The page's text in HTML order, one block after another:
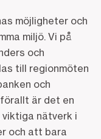
möjligheter och
miljö. Vi på
och
till regionmöten
och
är det en
nätverk i
och att bara